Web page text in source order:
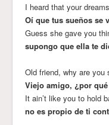
I heard that your
Oí que tus sueños se
Guess she gave you
supongo que ella te
Old friend, why are you
Viejo amigo, ¿por
It ain’t like you to hold
no es propio de ti